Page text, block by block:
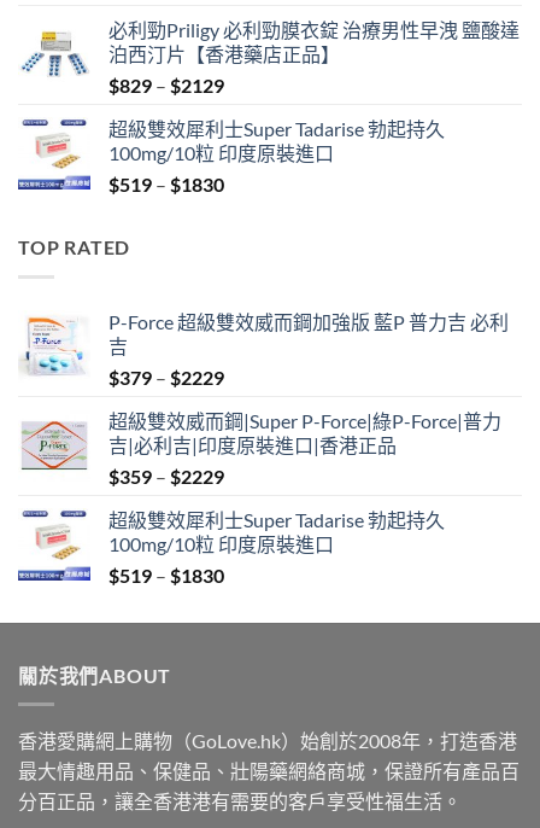
was:
$499.
is:
$399.
必利勁Priligy 必利勁膜衣錠 治療男性早洩 鹽酸達
泊西汀片【香港藥店正品】
$829 – $2129Price
$829
through
$2129
超級雙效犀利士Super Tadarise 勃起持久
100mg/10粒 印度原裝進口
$519 – $1830Price
TOP RATED
P-Force 超級雙效威而鋼加強版 藍P 普力吉 必利
吉
$379 – $2229Price
$379
through
$2229
超級雙效威而鋼|Super P-Force|綠P-Force|普力
吉|必利吉|印度原裝進口|香港正品
$359 – $2229Price
$359
through
$2229
超級雙效犀利士Super Tadarise 勃起持久
100mg/10粒 印度原裝進口
$519 – $1830Price
$519
關於我們ABOUT
香港愛購網上購物（GoLove.hk）始創於2008年，打造香港
最大情趣用品、保健品、壯陽藥網絡商城，保證所有產品百
分百正品，讓全香港港有需要的客戶享受性福生活。